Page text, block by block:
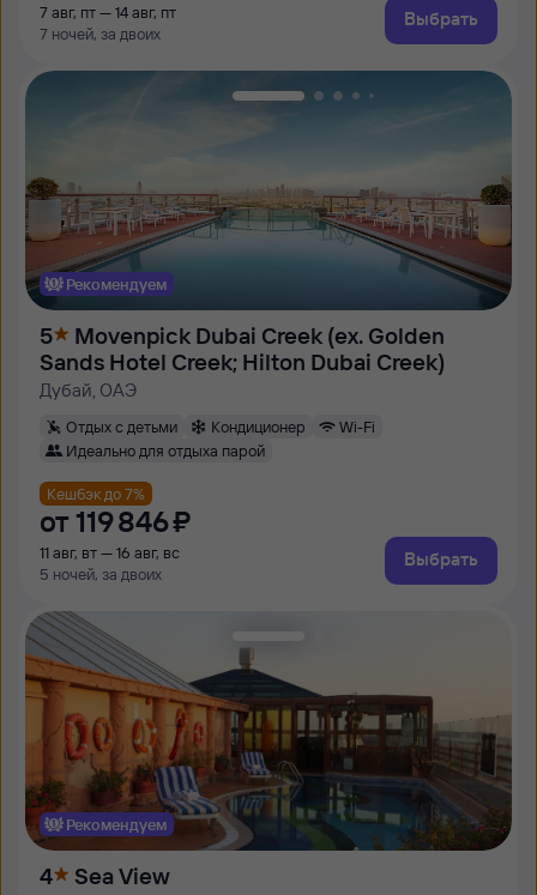
7 авг, пт — 14 авг, пт
7 ночей, за двоих
Выбрать
Рекомендуем
5
Movenpick Dubai Creek (ex. Golden
Sands Hotel Creek; Hilton Dubai Creek)
Дубай, ОАЭ
Отдых с детьми Кондиционер
Wi-Fi
Идеально для отдыха парой
Кешбэк до 7%
от 119 ⁠846 ⁠₽
11 авг, вт — 16 авг, вс
5 ночей, за двоих
Выбрать
Рекомендуем
4 Sea View